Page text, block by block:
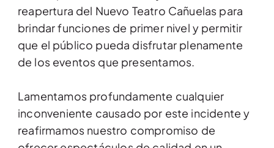
reapertura del Nuevo Teatro Cañuelas para
brindar funciones de primer nivel y permitir
que el público pueda disfrutar plenamente
de los eventos que presentamos.
Lamentamos profundamente cualquier
inconveniente causado por este incidente y
reafirmamos nuestro compromiso de